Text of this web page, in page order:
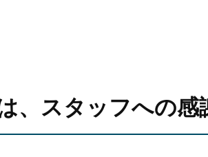
、スタッフへの